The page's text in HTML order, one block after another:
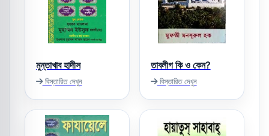
মুন্তাখাব হাদীস
বিস্তারিত দেখুন
তাবলীগ কি ও কেন?
বিস্তারিত দেখুন